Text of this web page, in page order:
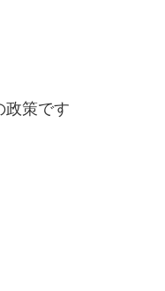
政策です